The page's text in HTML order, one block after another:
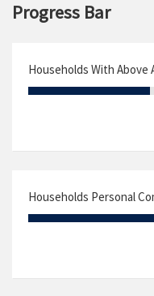
Progress Bar
Households With Above
Households Personal